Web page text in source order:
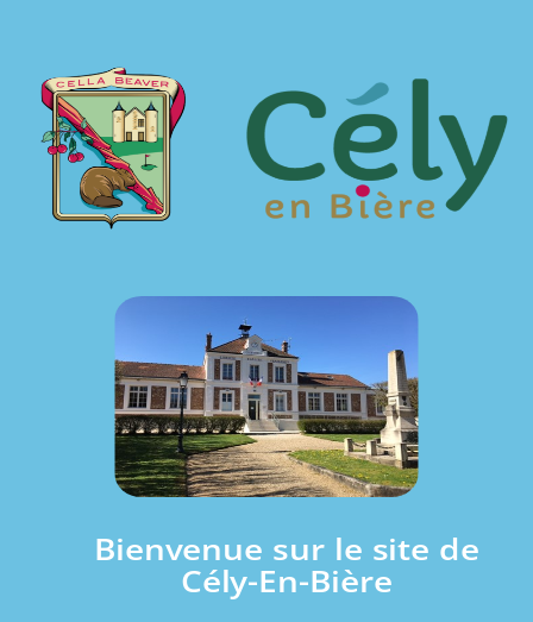
Bienvenue sur le site de
Cély-En-Bière